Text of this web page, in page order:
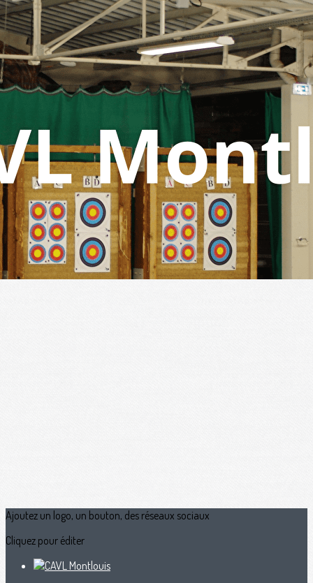
Exporter les lignes sélectionnées
Exporter toutes les colonnes
Exporter uniquement les colonnes affichées
Menu
<
>
Actualités
Présentation
L'équipe
Partenaires
Images de la page d'accueil
Cliquez pour éditer
Ajoutez un logo, un bouton, des réseaux sociaux
Cliquez pour éditer